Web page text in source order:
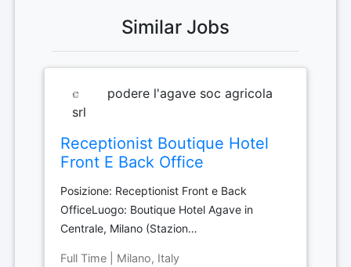
Similar Jobs
podere l'agave soc agricola
srl
Receptionist Boutique Hotel
Front E Back Office
Posizione: Receptionist Front e Back
OfficeLuogo: Boutique Hotel Agave in
Centrale, Milano (Stazion…
Full Time | Milano, Italy